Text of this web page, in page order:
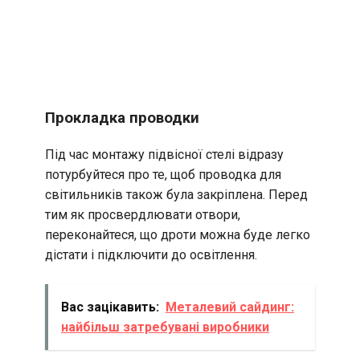
Прокладка проводки
Під час монтажу підвісної стелі відразу
потурбуйтеся про те, щоб проводка для
світильників також була закріплена. Перед
тим як просвердлювати отвори,
переконайтеся, що дроти можна буде легко
дістати і підключити до освітлення.
Вас зацікавить: Металевий сайдинг:
найбільш затребувані виробники